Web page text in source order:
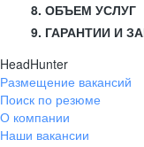
8. ОБЪЕМ УСЛУГ
9. ГАРАНТИИ И
HeadHunter
Размещение вакансий
Поиск по резюме
О компании
Наши вакансии